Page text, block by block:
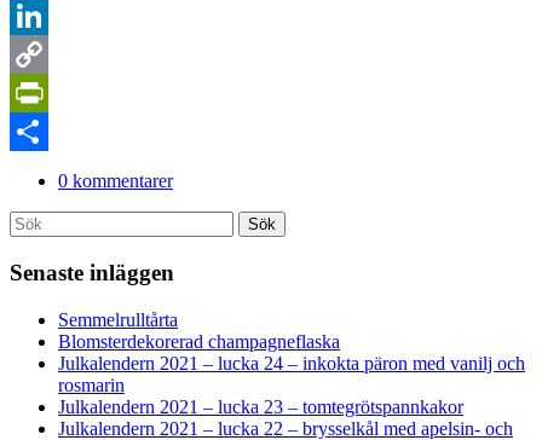
Pinterest
LinkedIn
Copy
Link
PrintFriendly
0 kommentarer
Search
for:
Sök
Senaste inläggen
Semmelrulltårta
Blomsterdekorerad champagneflaska
Julkalendern 2021 – lucka 24 – inkokta päron med vanilj och
rosmarin
Julkalendern 2021 – lucka 23 – tomtegrötspannkakor
Julkalendern 2021 – lucka 22 – brysselkål med apelsin- och